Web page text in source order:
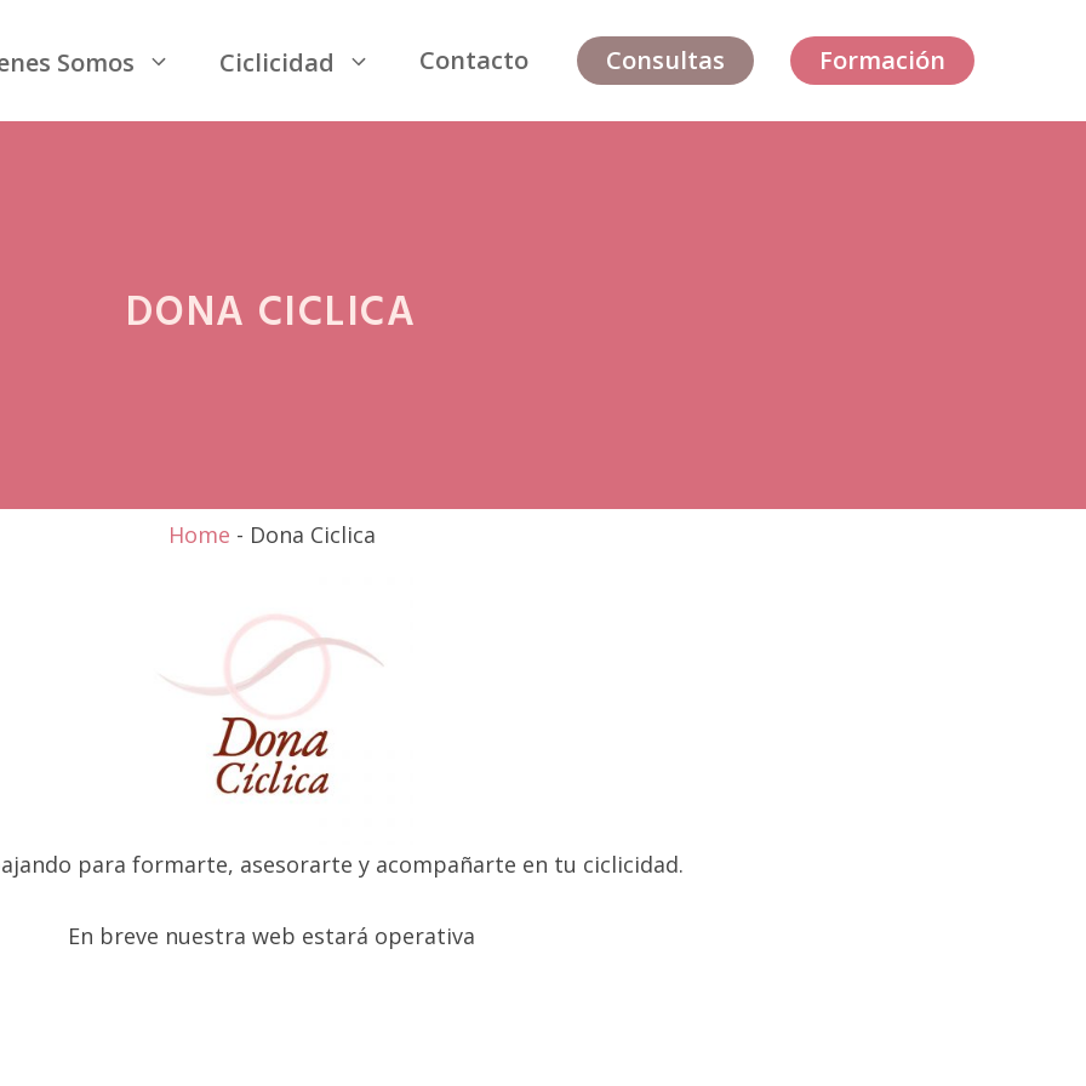
Somos Ciclicidad Contacto Consultas Formación
DONA CICLICA
Home - Dona Ciclica
para formarte, asesorarte y acompañarte en tu ciclicidad.
En breve nuestra web estará operativa